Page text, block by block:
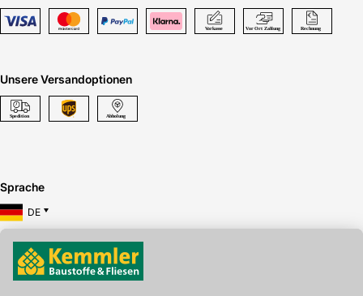
Unsere Versandoptionen
Sprache
DE